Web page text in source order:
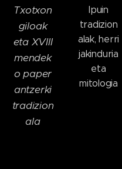
Txotxon
giloak
eta XVIII
mendek
o paper
antzerki
tradizion
ala
Ipuin
tradizion
alak, herri
jakinduria
eta
mitologia